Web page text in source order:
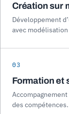
Création sur
Développement
avec
03
Formation et
des compétences.